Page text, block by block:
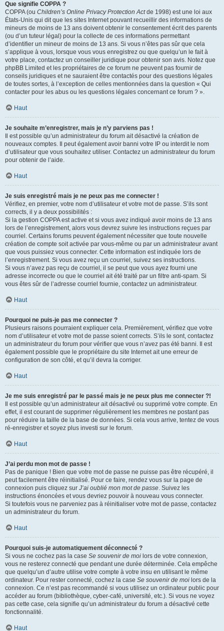
Que signifie COPPA ?
COPPA (ou Children’s Online Privacy Protection Actde 1998) est une loi aux
États-Unis qui dit que les sites Internet pouvant recueillir des informations de
mineurs de moins de 13 ans doivent obtenir le consentement écrit des parents
(ou d’un tuteur légal) pour la collecte de ces informations permettant
d’identifier un mineur de moins de 13 ans. Si vous n’êtes pas sûr que cela
s’applique à vous, lorsque vous vous enregistrez ou que quelqu’un le fait à
votre place, contactez un conseiller juridique pour obtenir son avis. Notez que
phpBB Limited et les propriétaires de ce forum ne peuvent pas fournir de
conseils juridiques et ne sauraient être contactés pour des questions légales
de toutes sortes, à l’exception de celles mentionnées dans la question « Qui
contacter pour les abus ou les questions légales concernant ce forum ? ».
Haut
Je souhaite m’enregistrer, mais je n’y parviens pas !
Il est possible qu’un administrateur du forum ait désactivé la création de
nouveaux comptes. Il peut également avoir banni votre IP ou interdit le nom
d’utilisateur que vous souhaitez utiliser. Contactez un administrateur du forum
pour obtenir de l’aide.
Haut
Je suis enregistré mais je ne peux pas me connecter !
Vérifiez, en premier, votre nom d’utilisateur et votre mot de passe. S’ils sont
corrects, il y a deux possibilités :
Si la gestion COPPA est active et si vous avez indiqué avoir moins de 13 ans
lors de l’enregistrement, alors vous devrez suivre les instructions reçues par
courriel. Certains forums peuvent également nécessiter que toute nouvelle
création de compte soit activée par vous-même ou par un administrateur avant
que vous puissiez vous connecter. Cette information est indiquée lors de
l’enregistrement. Si vous avez reçu un courriel, suivez ses instructions.
Si vous n’avez pas reçu de courriel, il se peut que vous ayez fourni une
adresse incorrecte ou que le courriel ait été traité par un filtre anti-spam. Si
vous êtes sûr de l’adresse courriel fournie, contactez un administrateur.
Haut
Pourquoi ne puis-je pas me connecter ?
Plusieurs raisons pourraient expliquer cela. Premièrement, vérifiez que votre
nom d’utilisateur et votre mot de passe soient corrects. S’ils le sont, contactez
un administrateur du forum pour vérifier que vous n’avez pas été banni. Il est
également possible que le propriétaire du site Internet ait une erreur de
configuration de son côté, et qu’il devra la corriger.
Haut
Je me suis enregistré par le passé mais je ne peux plus me connecter ?!
Il est possible qu’un administrateur ait désactivé ou supprimé votre compte. En
effet, il est courant de supprimer régulièrement les membres ne postant pas
pour réduire la taille de la base de données. Si cela vous arrive, tentez de vous
ré-enregistrer et soyez plus investi sur le forum.
Haut
J’ai perdu mon mot de passe !
Pas de panique ! Bien que votre mot de passe ne puisse pas être récupéré, il
peut facilement être réinitialisé. Pour ce faire, rendez vous sur la page de
connexion puis cliquez sur J’ai oublié mon mot de passe. Suivez les
instructions énoncées et vous devriez pouvoir à nouveau vous connecter.
Si toutefois vous ne parveniez pas à réinitialiser votre mot de passe, contactez
un administrateur du forum.
Haut
Pourquoi suis-je automatiquement déconnecté ?
Si vous ne cochez pas la case Se souvenir de moi lors de votre connexion,
vous ne resterez connecté que pendant une durée déterminée. Cela empêche
que quelqu’un d’autre utilise votre compte à votre insu en utilisant le même
ordinateur. Pour rester connecté, cochez la case Se souvenir de moi lors de la
connexion. Ce n’est pas recommandé si vous utilisez un ordinateur public pour
accéder au forum (bibliothèque, cyber-café, université, etc.). Si vous ne voyez
pas cette case, cela signifie qu’un administrateur du forum a désactivé cette
fonctionnalité.
Haut